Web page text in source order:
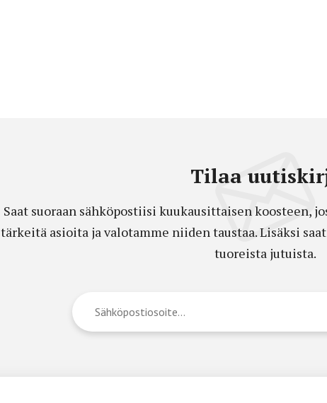
Tilaa
Saat suoraan sähköpostiisi kuukausittaisen koosteen,
tärkeitä asioita ja valotamme niiden taustaa. Lisäksi
tuoreista jutuista.